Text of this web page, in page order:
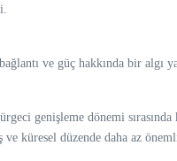
ve güç hakkında bir algı
genişleme dönemi
küresel düzende daha az